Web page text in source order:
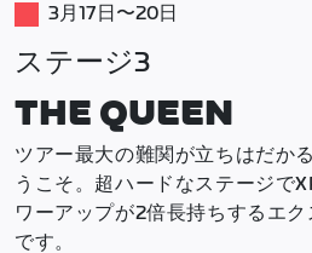
3月17日〜20日
ステージ3
THE QUEEN
ツアー最大の難関が立ちはだか
うこそ。超ハードなステージで
ワーアップが2倍長持ちするエ
です。